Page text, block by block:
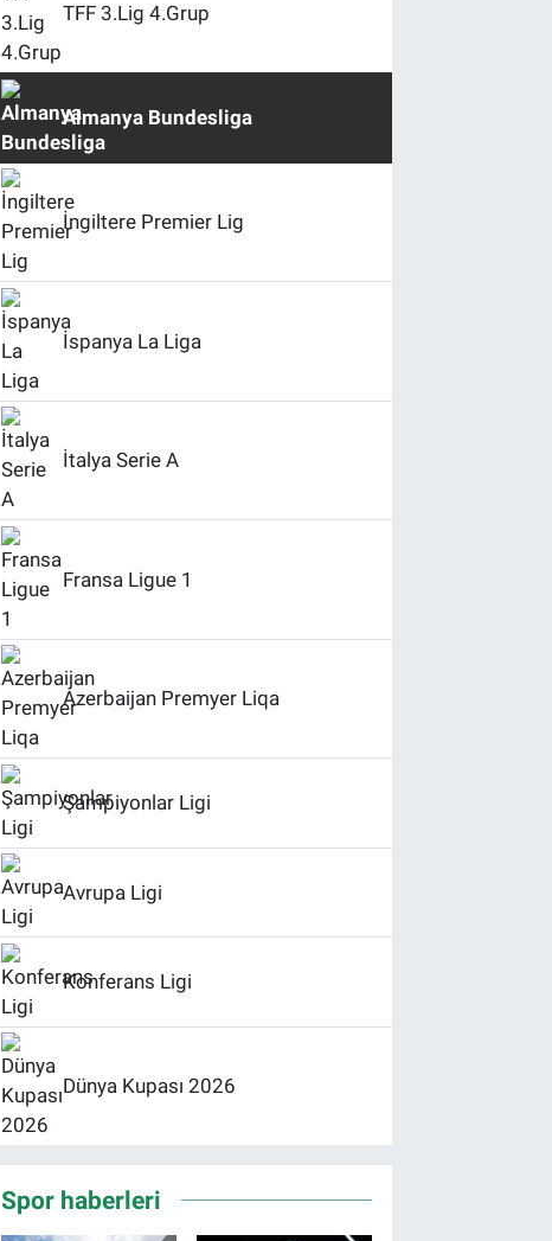
TFF 3.Lig 4.Grup
Almanya Bundesliga
İngiltere Premier Lig
İspanya La Liga
İtalya Serie A
Fransa Ligue 1
Azerbaijan Premyer Liqa
Şampiyonlar Ligi
Avrupa Ligi
Konferans Ligi
Dünya Kupası 2026
Spor haberleri